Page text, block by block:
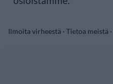
Ilmoita virheestä · Tietoa meistä ·